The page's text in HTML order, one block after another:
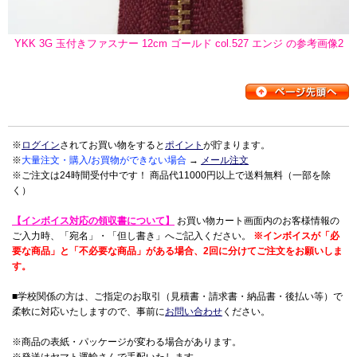
YKK 3G 玉付きファスナー 12cm ゴールド col.527 エンジ の参考画像2
※ ログインされてお買い物をするとポイント が貯まります。
※大量注文・購入/お買物ができない場合 → メール注文
※ご注文は24時間受付中です！ 商品代11000円以上で送料無料（一部を除
く）
【インボイス対応の領収書について】
お買い物カート画面内のお客様情報の
ご入力時、「宛名」・「但し書き」へご記入ください。 ※インボイスが「必
要な商品」と「不必要な商品」がある場合、2回に分けてご注文をお願いしま
す。
■学校関係の方は、ご指定のお取引（見積書・請求書・納品書・後払い等）で
柔軟に対応いたしますので、事前にお問い合わせ ください。
※商品の表紙・パッケージが変わる場合があります。